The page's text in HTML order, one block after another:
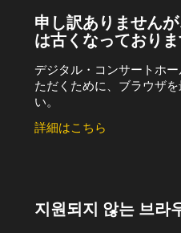
申し訳ありません
は古くなっており
デジタル・コンサートホ
ただくために、ブラウザ
い。
詳細はこちら
지원되지 않는 브라